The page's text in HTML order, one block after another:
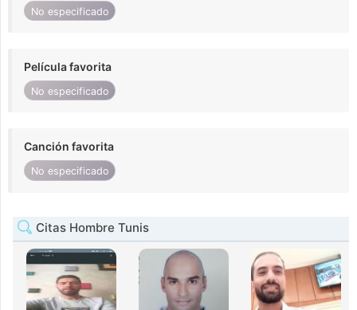
No especificado
Película favorita
No especificado
Canción favorita
No especificado
Citas Hombre Tunis